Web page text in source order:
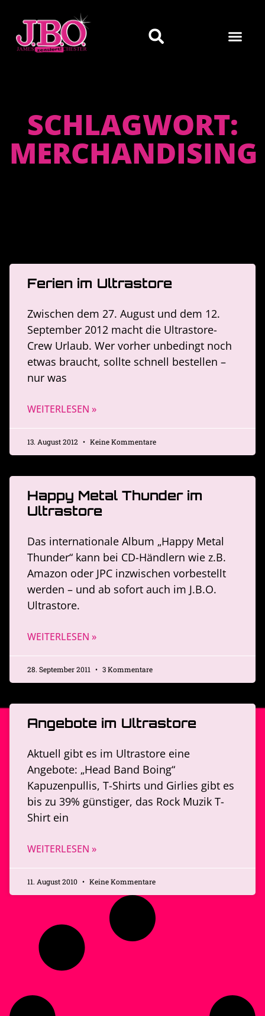
SCHLAGWORT:
MERCHANDISING
Ferien im Ultrastore
Zwischen dem 27. August und dem 12.
September 2012 macht die Ultrastore-
Crew Urlaub. Wer vorher unbedingt noch
etwas braucht, sollte schnell bestellen –
nur was
WEITERLESEN »
13. August 2012 Keine Kommentare
Happy Metal Thunder im
Ultrastore
Das internationale Album „Happy Metal
Thunder“ kann bei CD-Händlern wie z.B.
Amazon oder JPC inzwischen vorbestellt
werden – und ab sofort auch im J.B.O.
Ultrastore.
WEITERLESEN »
28. September 2011 3 Kommentare
Angebote im Ultrastore
Aktuell gibt es im Ultrastore eine
Angebote: „Head Band Boing“
Kapuzenpullis, T-Shirts und Girlies gibt es
bis zu 39% günstiger, das Rock Muzik T-
Shirt ein
WEITERLESEN »
11. August 2010 Keine Kommentare